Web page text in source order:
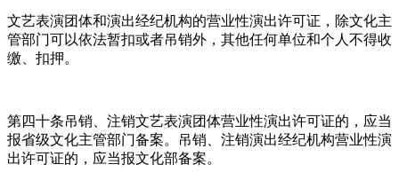
文艺表演团体和演出经纪机构的营业性演出许可证，除文化主
管部门可以依法暂扣或者吊销外，其他任何单位和个人不得收
缴、扣押。
第四十条吊销、注销文艺表演团体营业性演出许可证的，应当
报省级文化主管部门备案。吊销、注销演出经纪机构营业性演
出许可证的，应当报文化部备案。